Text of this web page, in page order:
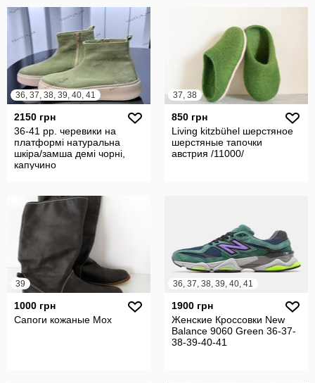
36, 37, 38, 39, 40, 41
2150 грн
36-41 рр. черевики на
платформі натуральна
шкіра/замша демі чорні,
капучино
37, 38
850 грн
Living kitzbühel шерстяное
шерстяные тапочки
aвстрия /11000/
39
1000 грн
Сапоги кожаные Mox
36, 37, 38, 39, 40, 41
1900 грн
Женские Кроссовки New
Balance 9060 Green 36-37-
38-39-40-41